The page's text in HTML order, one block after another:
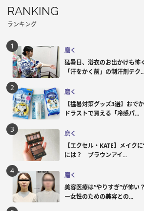
RANKING
ランキング
磨く
猛暑日、浴衣のお出かけも
「汗をかく前」の制汗剤テク
磨く
【猛暑対策グッズ3選】おで
ドラストで買える「冷感パ...
磨く
【エクセル・KATE】メイク
には？ ブラウンアイ...
磨く
美容医療は“やりすぎ”が怖
ー女性のための美容との...